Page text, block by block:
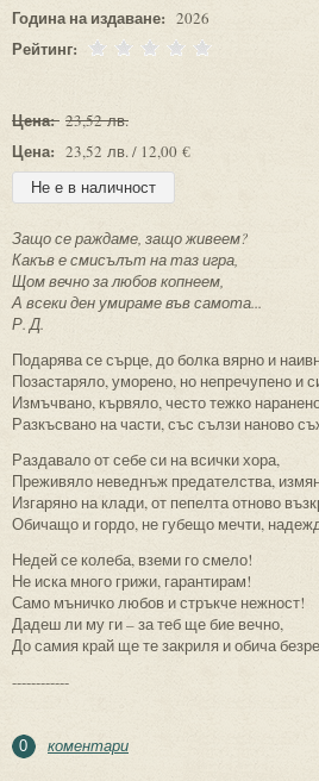
Година на издаване: 2026
Рейтинг:
Цена: 23,52 лв.
Цена: 23,52 лв. / 12,00 €
Защо се раждаме, защо живеем?
Какъв е смисълът на таз игра,
Щом вечно за любов копнеем,
А всеки ден умираме във самота...
Р. Д.
Подарява се сърце, до болка вярно и
Позастаряло, уморено, но непречупено и
Измъчвано, кървяло, често тежко
Разкъсвано на части, със сълзи наново
Раздавало от себе си на всички хора,
Преживяло неведнъж предателства,
Изгаряно на клади, от пепелта отново
Обичащо и гордо, не губещо мечти,
Недей се колеба, вземи го смело!
Не иска много грижи, гарантирам!
Само мъничко любов и стръкче нежност!
Дадеш ли му ги – за теб ще бие вечно,
До самия край ще те закриля и обича
------------
0 коментари